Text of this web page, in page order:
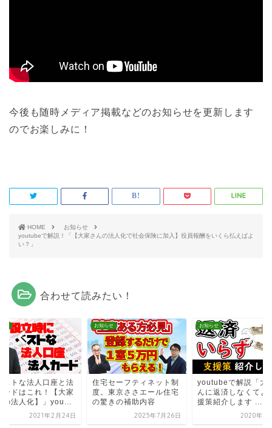
今後も随時メディア掲載などのお知らせを更新します
のでお楽しみに！
HOME
お知らせ
youtubeで解説！「【大家さんの法人化で社会保険に加入】役員報酬をいくら払えばよ
い？」
合わせて読みたい！
ストな法人口座と法
ードはこれ！【大家
の法人化】」you...
2021年2月24日
お知らせ
住宅セーフティネット制
度。東京ささエール住宅
の驚きの補助内容
2025年7月26日
お知らせ
youtubeで解説「大
んに返済しなくてよ
援策紹介します ...
2020年5